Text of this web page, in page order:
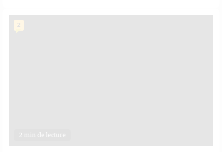
2 min de lecture
2